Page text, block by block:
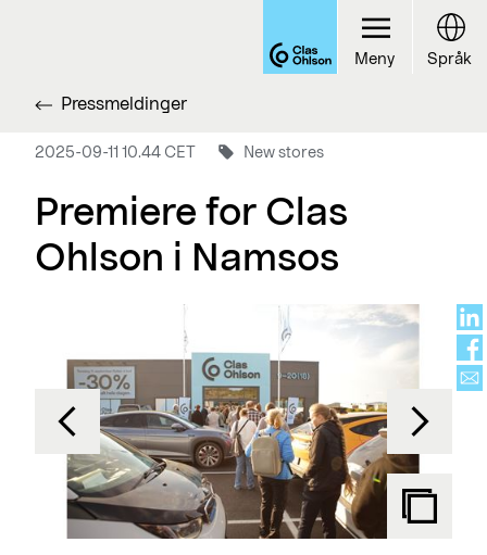
Pressmeldinger
2025-09-11 10.44 CET New stores
Premiere for Clas
Ohlson i Namsos
Meny Språk